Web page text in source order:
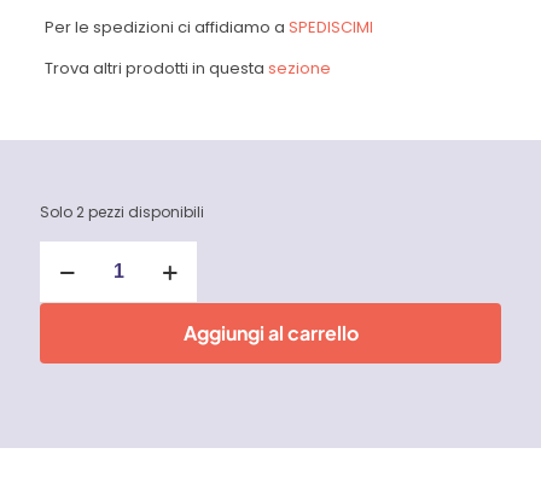
Per le spedizioni ci affidiamo a SPEDISCIMI
Trova altri prodotti in questa sezione
Solo 2 pezzi disponibili
ventosa
mm
Aggiungi al carrello